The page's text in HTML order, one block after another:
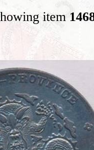
item